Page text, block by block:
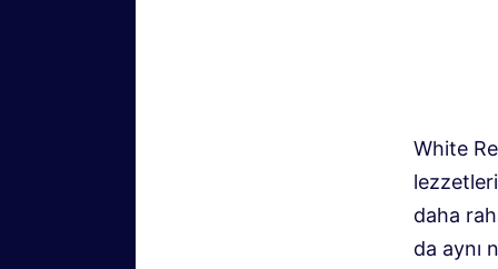
White
daha
da aynı